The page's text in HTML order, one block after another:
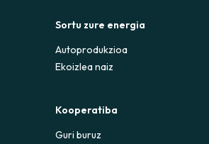
Sortu zure energia
Autoprodukzioa
Ekoizlea naiz
Kooperatiba
Guri buruz